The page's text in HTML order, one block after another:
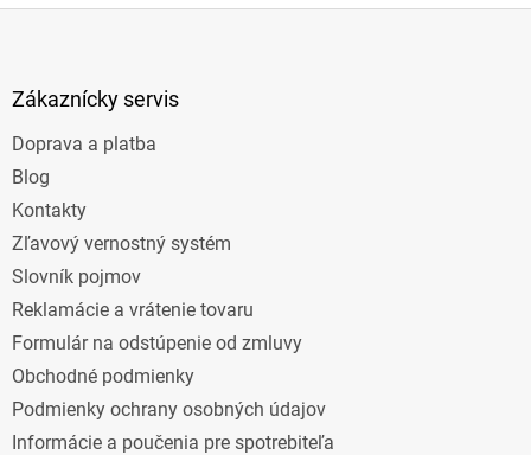
Zákaznícky servis
Doprava a platba
Blog
Kontakty
Zľavový vernostný systém
Slovník pojmov
Reklamácie a vrátenie tovaru
Formulár na odstúpenie od zmluvy
Obchodné podmienky
Podmienky ochrany osobných údajov
Informácie a poučenia pre spotrebiteľa